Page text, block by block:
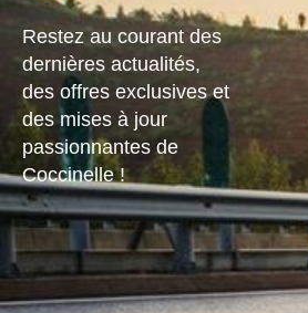
Restez au courant des
dernières actualités,
des offres exclusives et
des mises à jour
passionnantes de
Coccinelle !